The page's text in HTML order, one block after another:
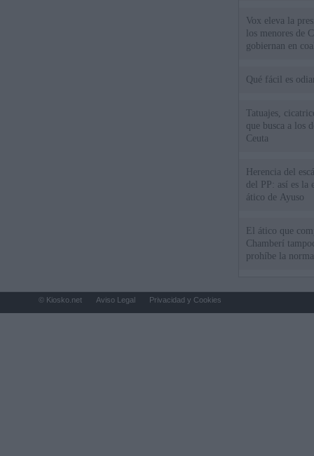
Vox eleva la
los menores de
gobiernan en
Qué fácil es
Tatuajes,
que busca a los
Ceuta
Herencia del
del PP: así es la
ático de Ayuso
El ático que
Chamberí
prohíbe la
© Kiosko.net Aviso Legal Privacidad y Cookies